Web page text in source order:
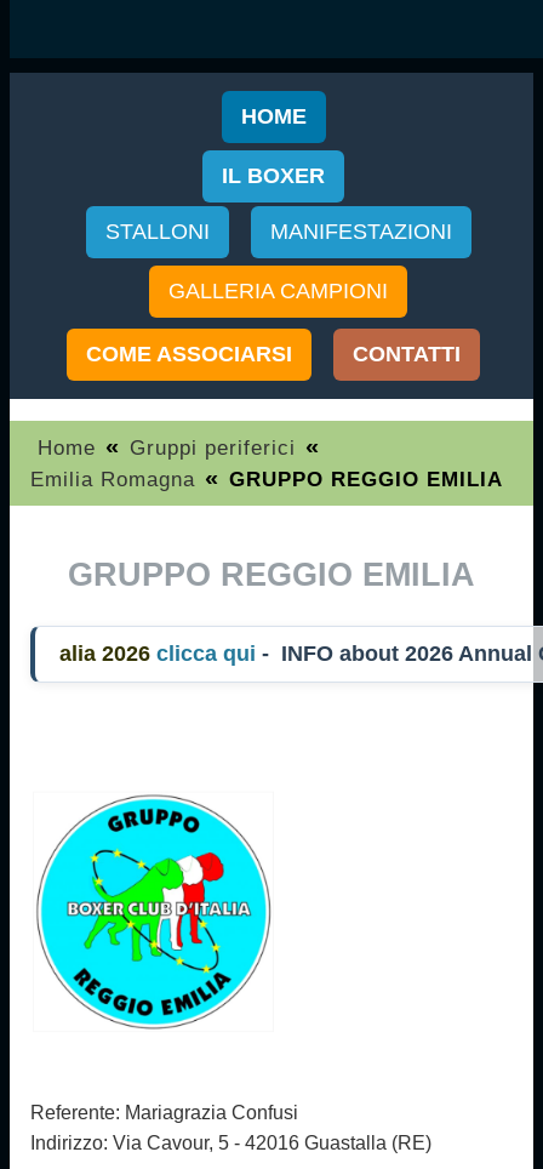
HOME
IL BOXER
STALLONI MANIFESTAZIONI
GALLERIA CAMPIONI
COME ASSOCIARSI CONTATTI
Home « Gruppi periferici «
Emilia Romagna « GRUPPO REGGIO EMILIA
GRUPPO REGGIO EMILIA
ia 2026 clicca qui- INFO about 2026 Annual
Referente: Mariagrazia Confusi
ndirizzo: Via Cavour, 5 - 42016 Guastalla (RE)